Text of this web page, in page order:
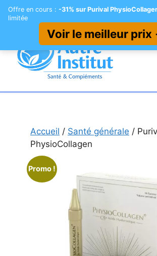
au
contenu
Accueil / Santé générale /
PhysioCollagen
Promo !
Offre en cours : -31% sur Purival
limitée
Voir le meilleur prix